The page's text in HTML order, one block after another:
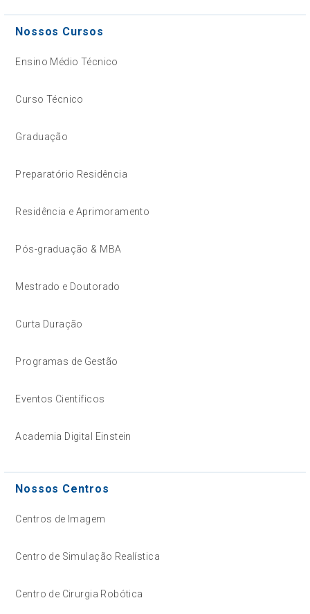
Nossos Cursos
Ensino Médio Técnico
Curso Técnico
Graduação
Preparatório Residência
Residência e Aprimoramento
Pós-graduação & MBA
Mestrado e Doutorado
Curta Duração
Programas de Gestão
Eventos Científicos
Academia Digital Einstein
Nossos Centros
Centros de Imagem
Centro de Simulação Realística
Centro de Cirurgia Robótica